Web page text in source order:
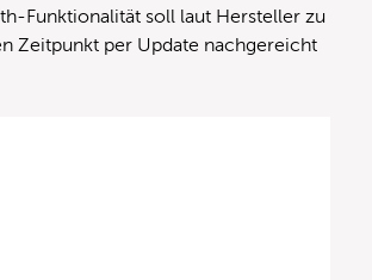
Funktionalität soll laut Hersteller zu
Zeitpunkt per Update nachgereicht